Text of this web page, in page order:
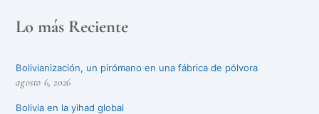
Lo más Reciente
Bolivianización, un pirómano en una fábrica de pólvora
agosto 6, 2026
Bolivia en la yihad global